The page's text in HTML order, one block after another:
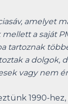
amelyet
a saját
tartoznak
a dolgok,
vagy nem
1990-